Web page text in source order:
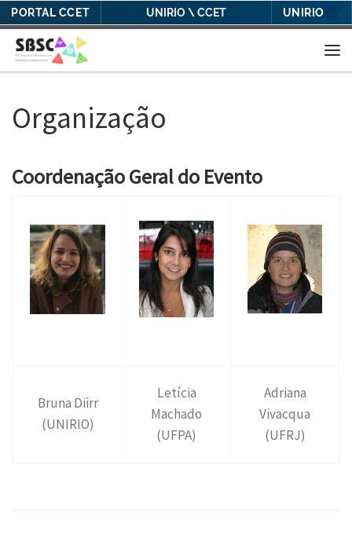
PORTAL CCET UNIRIO \ CCET UNIRIO
Skip to content
Organização
Coordenação Geral do Evento
Bruna Diirr
(UNIRIO)
Letícia
Machado
(UFPA)
Adriana
Vivacqua
(UFRJ)